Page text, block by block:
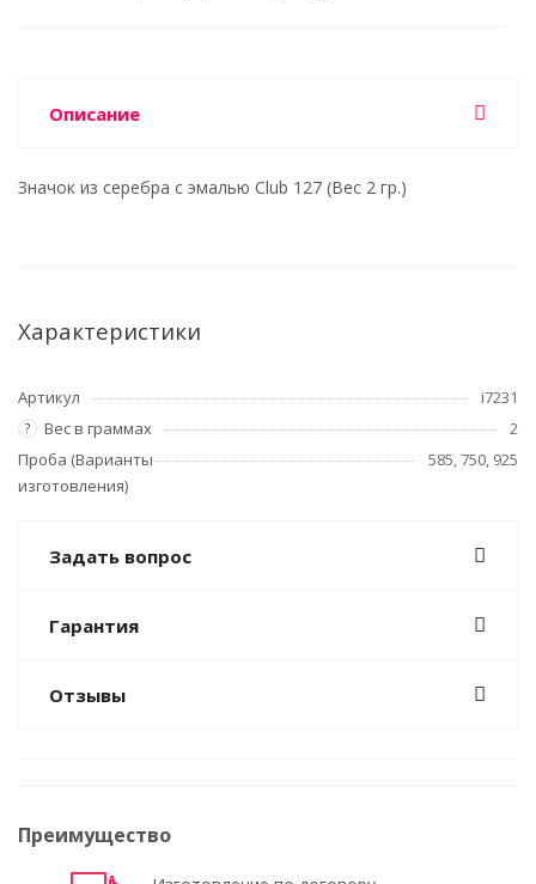
Описание
Значок из серебра с эмалью Club 127 (Вес 2 гр.)
Характеристики
Артикул i7231
? Вес в граммах
2
Проба (Варианты
изготовления)
585, 750, 925
Задать вопрос
Гарантия
Отзывы
Преимущество